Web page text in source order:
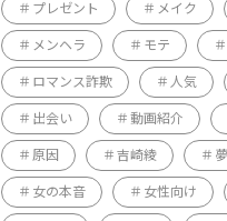
プレゼント メイク
メンヘラ モテ
ロマンス詐欺 人気
出会い 動画紹介
原因 吉崎綾
女の本音 女性向け